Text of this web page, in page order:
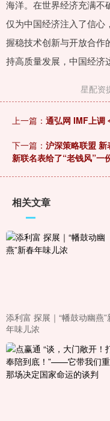
海洋。在世界经济充满不
仅为中国经济注入了信心
握稳技术创新与开放合作
持高质量发展，中国经济
星配资
上一篇： 通弘网 IMF上调
下一篇： 沪深策略联盟
新联名表给了“老钱风”一
相关文章
添利富 探展｜“幡鼓动幽燕”
年味儿浓